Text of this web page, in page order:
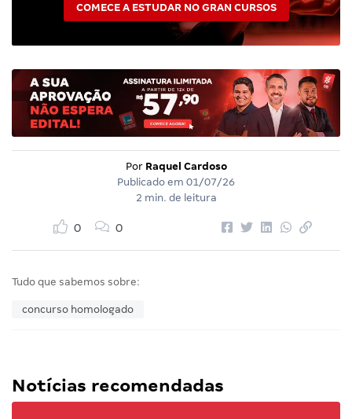
COMECE A ESTUDAR NO GRAN CURSOS
Por Raquel Cardoso
Publicado em 01/07/26
2 min. de leitura
0 0
Tudo que sabemos sobre:
concurso homologado
Notícias recomendadas